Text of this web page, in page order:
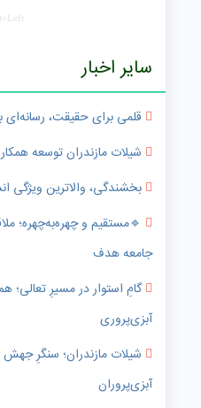
سایر اخبار
قلمی برای حقیقت، رسانه‌ای
شیلات مازندران توسعه
بخشندگی، والاترین ویژگی
🔹️مستقیم و چهره‌به‌چهره؛
جامعه هدف
گامِ استوار در مسیرِ تعالی؛
آبزی‌پروری
شیلات مازندران؛ سنگرِ جهش
آبزی‌پروران